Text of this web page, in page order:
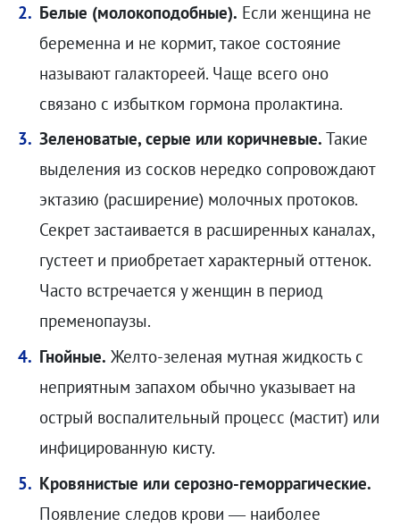
Белые (молокоподобные). Если женщина не
беременна и не кормит, такое состояние
называют галактореей. Чаще всего оно
связано с избытком гормона пролактина.
Зеленоватые, серые или коричневые. Такие
выделения из сосков нередко сопровождают
эктазию (расширение) молочных протоков.
Секрет застаивается в расширенных каналах,
густеет и приобретает характерный оттенок.
Часто встречается у женщин в период
пременопаузы.
Гнойные. Желто-зеленая мутная жидкость с
неприятным запахом обычно указывает на
острый воспалительный процесс (мастит) или
инфицированную кисту.
Кровянистые или серозно-геморрагические.
Появление следов крови — наиболее